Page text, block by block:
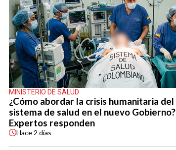
MINISTERIO DE SALUD
¿Cómo abordar la crisis humanitaria del
sistema de salud en el nuevo Gobierno?
Expertos responden
Hace2 días